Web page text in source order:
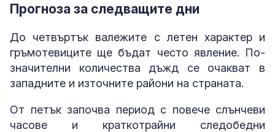
Прогноза за следващите дни
До четвъртък валежите с летен характер и
гръмотевиците ще бъдат често явление. По-
значителни количества дъжд се очакват в
западните и източните райони на страната.
От петък започва период с повече слънчеви
часове и краткотрайни следобедни